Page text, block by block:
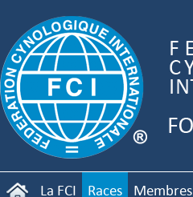
La FCI Races Membres